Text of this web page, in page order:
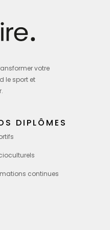
votre
le sport et
DIPLÔMES
continues